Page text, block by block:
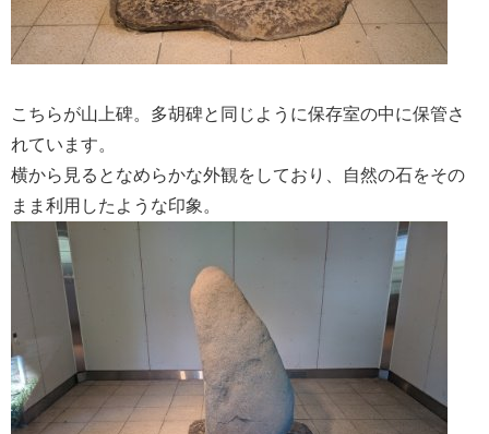
こちらが山上碑。多胡碑と同じように保存室の中に保管さ
れています。
横から見るとなめらかな外観をしており、自然の石をその
まま利用したような印象。